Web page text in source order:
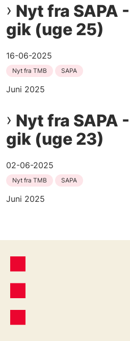
Nyt fra SAPA
gik (uge 25)
16-06-2025
Nyt fra TMB SAPA
Juni 2025
Nyt fra SAPA
gik (uge 23)
02-06-2025
Nyt fra TMB SAPA
Juni 2025